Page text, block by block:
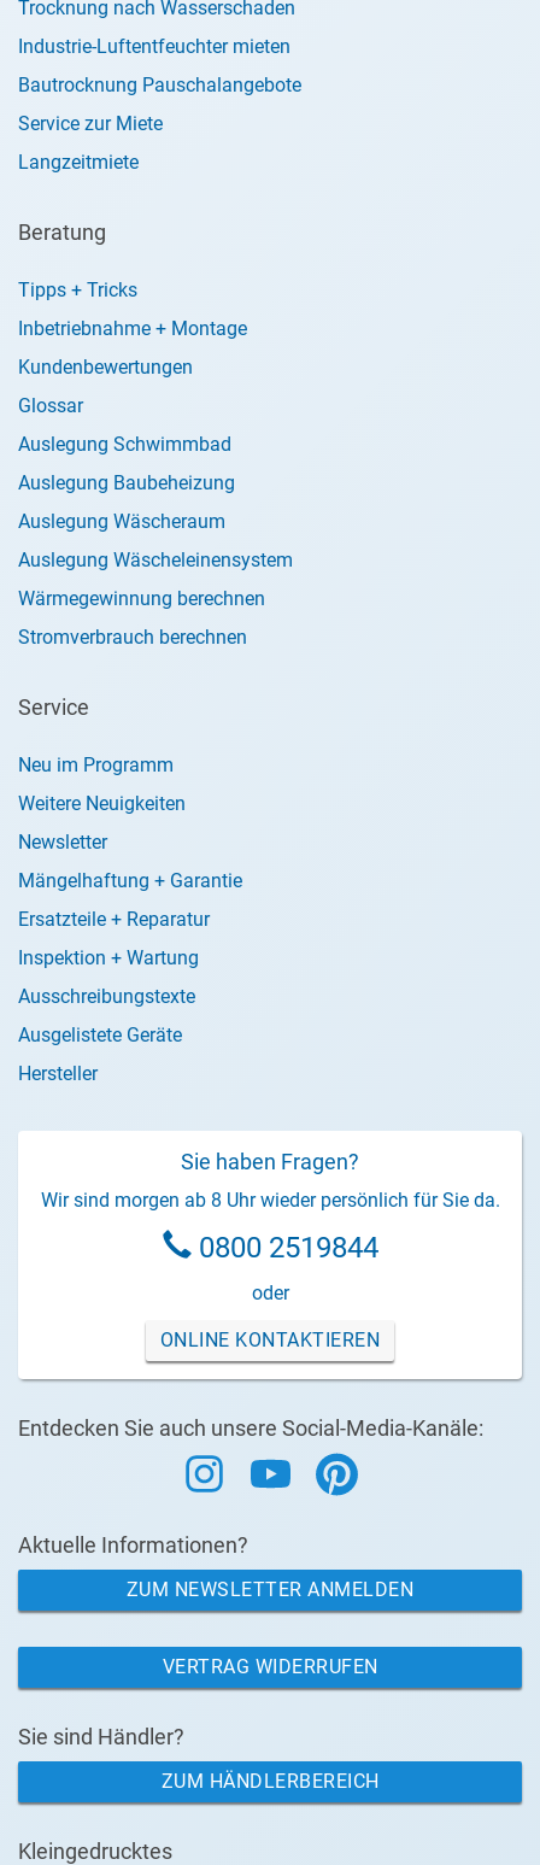
Trocknung nach Wasserschaden
Industrie-Luftentfeuchter mieten
Bautrocknung Pauschalangebote
Service zur Miete
Langzeitmiete
Beratung
Tipps + Tricks
Inbetriebnahme + Montage
Kundenbewertungen
Glossar
Auslegung Schwimmbad
Auslegung Baubeheizung
Auslegung Wäscheraum
Auslegung Wäscheleinensystem
Wärmegewinnung berechnen
Stromverbrauch berechnen
Service
Neu im Programm
Weitere Neuigkeiten
Newsletter
Mängelhaftung + Garantie
Ersatzteile + Reparatur
Inspektion + Wartung
Ausschreibungstexte
Ausgelistete Geräte
Hersteller
Sie haben Fragen?
Wir sind morgen ab 8 Uhr wieder persönlich für Sie da.
0800 2519844
oder
ONLINE KONTAKTIEREN
Entdecken Sie auch unsere Social-Media-Kanäle:
Aktuelle Informationen?
ZUM NEWSLETTER ANMELDEN
VERTRAG WIDERRUFEN
Sie sind Händler?
ZUM HÄNDLERBEREICH
Kleingedrucktes